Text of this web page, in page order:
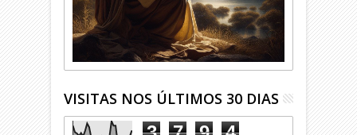
VISITAS NOS ÚLTIMOS 30 DIAS